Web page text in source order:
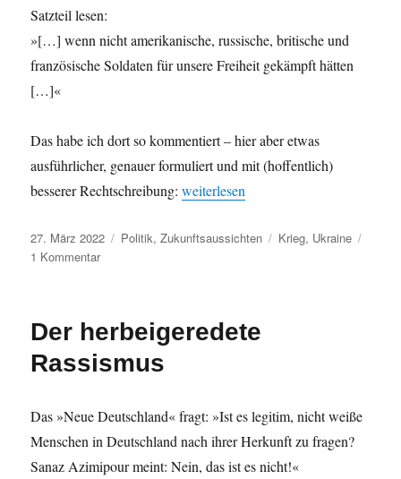
Satzteil lesen:
»[…] wenn nicht amerikanische, russische, britische und
französische Soldaten für unsere Freiheit gekämpft hätten
[…]«
Das habe ich dort so kommentiert – hier aber etwas
ausführlicher, genauer formuliert und mit (hoffentlich)
besserer Rechtschreibung:„Über den Krieg“
weiterlesen
Veröffentlicht
am
27. März 2022 Kategorien
Politik,Zukunftsaussichten Schlagwörter
Krieg, Ukraine
1 Kommentarzu
Der herbeigeredete
Rassismus
Das »Neue Deutschland« fragt: »Ist es legitim, nicht weiße
Menschen in Deutschland nach ihrer Herkunft zu fragen?
Sanaz Azimipour meint: Nein, das ist es nicht!«